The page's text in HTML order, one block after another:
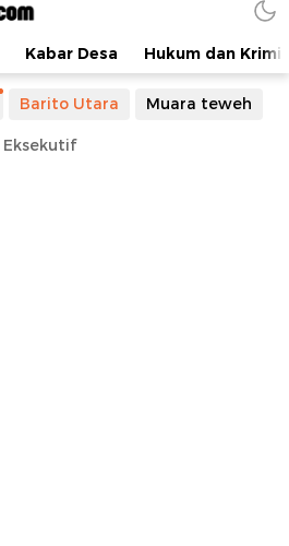
Kabar Desa Hukum dan
Barito Utara Muara teweh
Eksekutif